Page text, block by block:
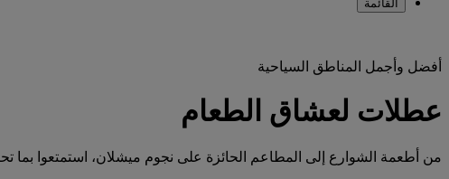
القائمة
أفضل وأجمل المناطق السياحية
عطلات لعشاق الطعام
من أطعمة الشوارع إلى المطاعم الحائزة على نجوم ميشلان، استمتعوا بما